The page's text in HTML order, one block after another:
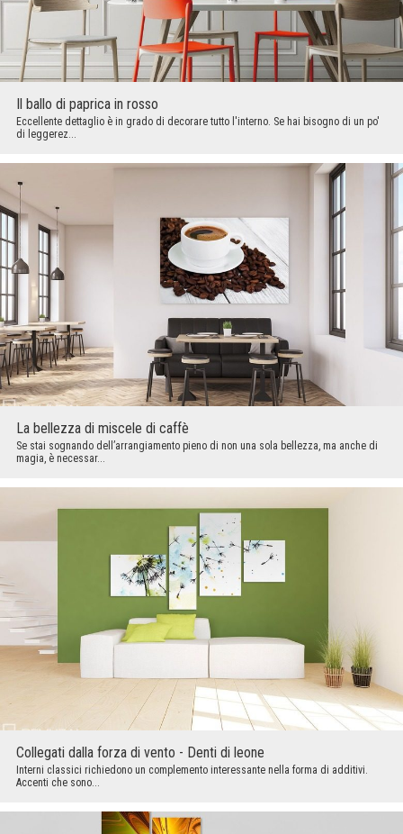
Il ballo di paprica in rosso
Eccellente dettaglio è in grado di decorare tutto l'interno. Se hai bisogno di un po'
di leggerez...
La bellezza di miscele di caffè
Se stai sognando dell’arrangiamento pieno di non una sola bellezza, ma anche di
magia, è necessar...
Collegati dalla forza di vento - Denti di leone
Interni classici richiedono un complemento interessante nella forma di additivi.
Accenti che sono...